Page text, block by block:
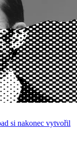
si nakonec vytvořil